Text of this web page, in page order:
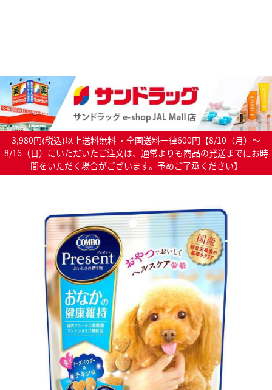
3,980円(税込)以上送料無料 ・全国送料一律600円【8/10（月）～
8/16（日）にいただいたご注文は、通常よりも商品の発送までにお時
間をいただく場合がございます。予めご了承ください】